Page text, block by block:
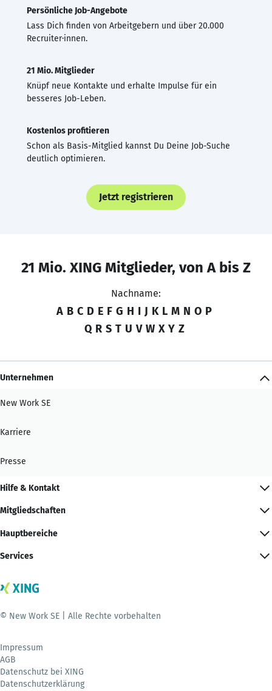
Persönliche Job-Angebote
Lass Dich finden von Arbeitgebern und über 20.000
Recruiter·innen.
21 Mio. Mitglieder
Knüpf neue Kontakte und erhalte Impulse für ein
besseres Job-Leben.
Kostenlos profitieren
Schon als Basis-Mitglied kannst Du Deine Job-Suche
deutlich optimieren.
Jetzt registrieren
21 Mio. XING Mitglieder, von A bis Z
Nachname:
A B C D E F G H I J K L M N O P
Q R S T U V W X Y Z
Unternehmen
New Work SE
Karriere
Presse
Hilfe & Kontakt
Mitgliedschaften
Hauptbereiche
Services
© New Work SE | Alle Rechte vorbehalten
Impressum
AGB
Datenschutz bei XING
Datenschutzerklärung